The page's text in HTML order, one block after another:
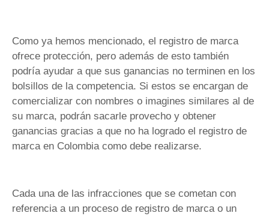
Como ya hemos mencionado, el registro de marca
ofrece protección, pero además de esto también
podría ayudar a que sus ganancias no terminen en los
bolsillos de la competencia. Si estos se encargan de
comercializar con nombres o imagines similares al de
su marca, podrán sacarle provecho y obtener
ganancias gracias a que no ha logrado el registro de
marca en Colombia como debe realizarse.
Cada una de las infracciones que se cometan con
referencia a un proceso de registro de marca o un